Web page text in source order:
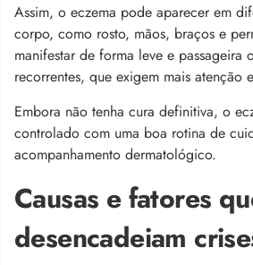
Assim, o eczema pode aparecer em
corpo, como rosto, mãos, braços e
manifestar de forma leve e passageira
recorrentes, que exigem mais atenção
Embora não tenha cura definitiva, o
controlado com uma boa rotina de
acompanhamento dermatológico.
Causas e fatores
desencadeiam